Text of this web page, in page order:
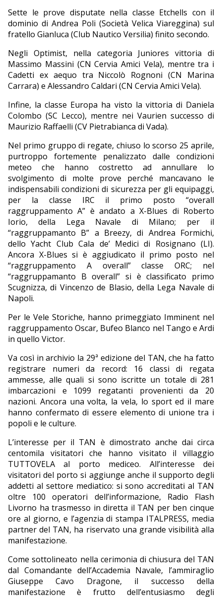
Sette le prove disputate nella classe Etchells con il
dominio di Andrea Poli (Società Velica Viareggina) sul
fratello Gianluca (Club Nautico Versilia) finito secondo.
Negli Optimist, nella categoria Juniores vittoria di
Massimo Massini (CN Cervia Amici Vela), mentre tra i
Cadetti ex aequo tra Niccolò Rognoni (CN Marina
Carrara) e Alessandro Caldari (CN Cervia Amici Vela).
Infine, la classe Europa ha visto la vittoria di Daniela
Colombo (SC Lecco), mentre nei Vaurien successo di
Maurizio Raffaelli (CV Pietrabianca di Vada).
Nel primo gruppo di regate, chiuso lo scorso 25 aprile,
purtroppo fortemente penalizzato dalle condizioni
meteo che hanno costretto ad annullare lo
svolgimento di molte prove perché mancavano le
indispensabili condizioni di sicurezza per gli equipaggi,
per la classe IRC il primo posto “overall
raggruppamento A” è andato a X-Blues di Roberto
Iorio, della Lega Navale di Milano; per il
“raggruppamanto B” a Breezy, di Andrea Formichi,
dello Yacht Club Cala de’ Medici di Rosignano (LI).
Ancora X-Blues si è aggiudicato il primo posto nel
“raggruppamento A overall” classe ORC; nel
“raggruppamanto B overall” si è classificato primo
Scugnizza, di Vincenzo de Blasio, della Lega Navale di
Napoli.
Per le Vele Storiche, hanno primeggiato Imminent nel
raggruppamento Oscar, Bufeo Blanco nel Tango e Ardi
in quello Victor.
Va così in archivio la 29ª edizione del TAN, che ha fatto
registrare numeri da record: 16 classi di regata
ammesse, alle quali si sono iscritte un totale di 281
imbarcazioni e 1099 regatanti provenienti da 20
nazioni. Ancora una volta, la vela, lo sport ed il mare
hanno confermato di essere elemento di unione tra i
popoli e le culture.
L’interesse per il TAN è dimostrato anche dai circa
centomila visitatori che hanno visitato il villaggio
TUTTOVELA al porto mediceo. All’interesse dei
visitatori del porto si aggiunge anche il supporto degli
addetti al settore mediatico: si sono accreditati al TAN
oltre 100 operatori dell’informazione, Radio Flash
Livorno ha trasmesso in diretta il TAN per ben cinque
ore al giorno, e l’agenzia di stampa ITALPRESS, media
partner del TAN, ha riservato una grande visibilità alla
manifestazione.
Come sottolineato nella cerimonia di chiusura del TAN
dal Comandante dell’Accademia Navale, l’ammiraglio
Giuseppe Cavo Dragone, il successo della
manifestazione è frutto dell’entusiasmo degli